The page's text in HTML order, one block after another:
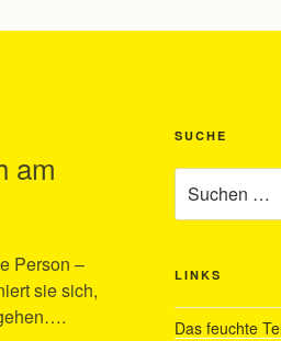
am
Person –
sie sich,
SUCHE
nach:
LINKS
Das feuchte